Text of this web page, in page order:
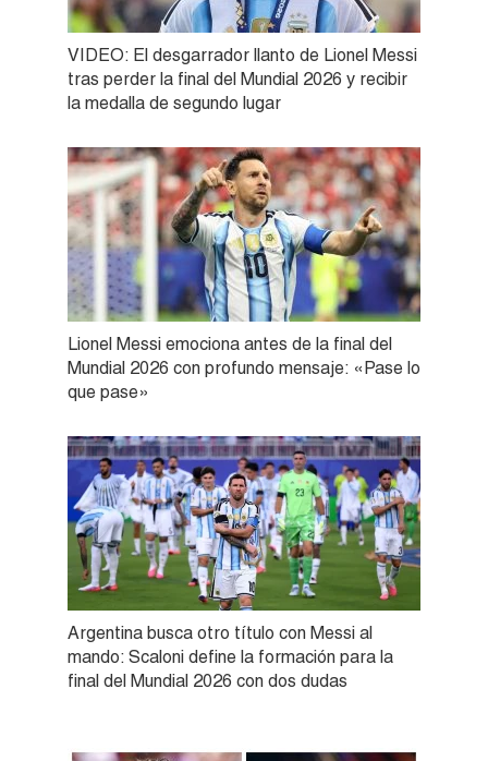
VIDEO: El desgarrador llanto de Lionel Messi
tras perder la final del Mundial 2026 y recibir
la medalla de segundo lugar
Lionel Messi emociona antes de la final del
Mundial 2026 con profundo mensaje: «Pase lo
que pase»
Argentina busca otro título con Messi al
mando: Scaloni define la formación para la
final del Mundial 2026 con dos dudas